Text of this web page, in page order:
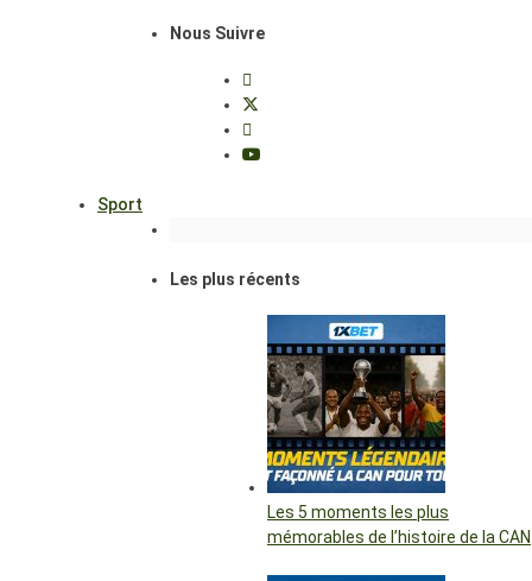
Nous Suivre
Sport
Les plus récents
Les 5 moments les plus
mémorables de l’histoire de la CAN